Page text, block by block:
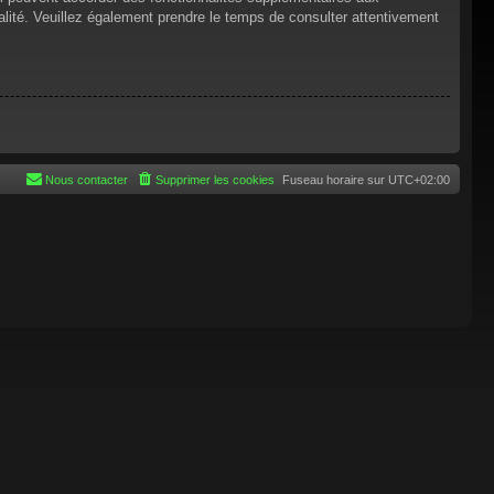
Veuillez également prendre le temps de consulter attentivement
Fuseau horaire sur UTC+02:00
Supprimer les cookies
Nous contacter